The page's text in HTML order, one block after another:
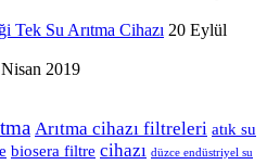
Tek Su Arıtma Cihazı 20 Eylül
2019
Arıtma cihazı filtreleri atık su
biosera filtre cihazı düzce endüstriyel su